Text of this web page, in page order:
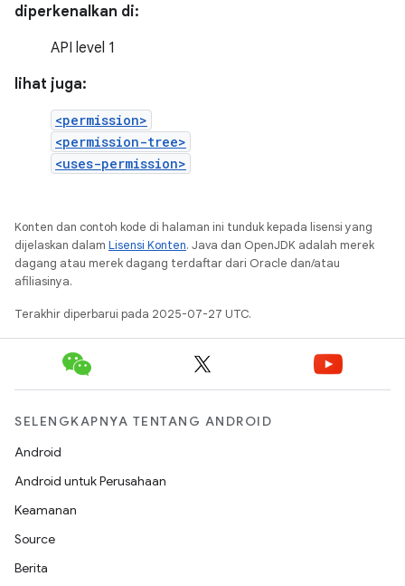
diperkenalkan di:
API level 1
lihat juga:
<permission>
<permission-tree>
<uses-permission>
Konten dan contoh kode di halaman ini tunduk kepada lisensi yang
dijelaskan dalam Lisensi Konten. Java dan OpenJDK adalah merek
dagang atau merek dagang terdaftar dari Oracle dan/atau
afiliasinya.
Terakhir diperbarui pada 2025-07-27 UTC.
SELENGKAPNYA TENTANG ANDROID
Android
Android untuk Perusahaan
Keamanan
Source
Berita